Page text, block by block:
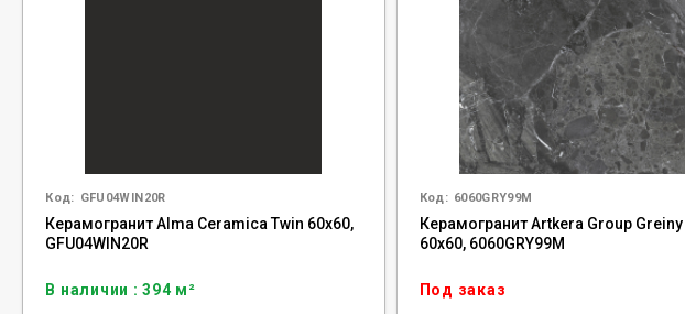
Код: GFU04WIN20R
Керамогранит Alma Ceramica Twin 60x60,
GFU04WIN20R
В наличии : 394 м²
Код: 6060GRY99M
Керамогранит Artkera Group Greiny
60x60, 6060GRY99M
Под заказ